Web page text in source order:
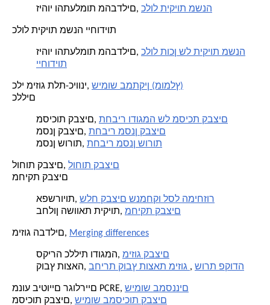
זיהוי והתעלמות מהבדלים, כלול תיקיות משנה
כלול תיקיות משנה ייחודיות
זיהוי והתעלמות מהבדלים, כלול תוכן של תיקיות משנה
ייחודיות
כלי מיזוג תלת-כיווני, שימוש במתקין (מומלץ)
כללים
מסיכות קבצים, תחביר ודוגמה של מסיכת קבצים
מסנן קבצים, תחביר מסנן קבצים
מסנן שורות, תחביר מסנן שורות
לוחות קבצים, לוחות קבצים
מחיקת קבצים
אפשרויות, שלח קבצים שנמחקו לסל המיחזור
בחלון השוואת תיקיות, מחיקת קבצים
מיזוג הבדלים, Merging differences
סקירה כללית ודוגמה, מיזוג קבצים
קובץ תוצאה, בחירת קובץ תוצאת מיזוג , שורת פקודה
מנוע ביטויים רגולריים PCRE, שימוש במסננים
מסיכות קבצים, שימוש במסיכות קבצים